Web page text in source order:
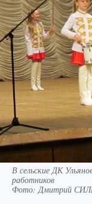
В сельские ДК
работников
Фото:Дмитрий